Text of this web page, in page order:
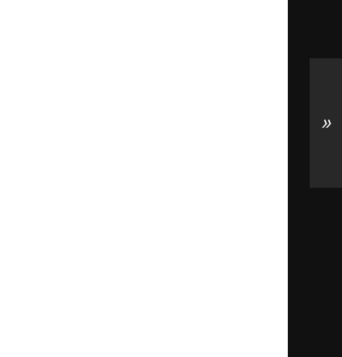
»